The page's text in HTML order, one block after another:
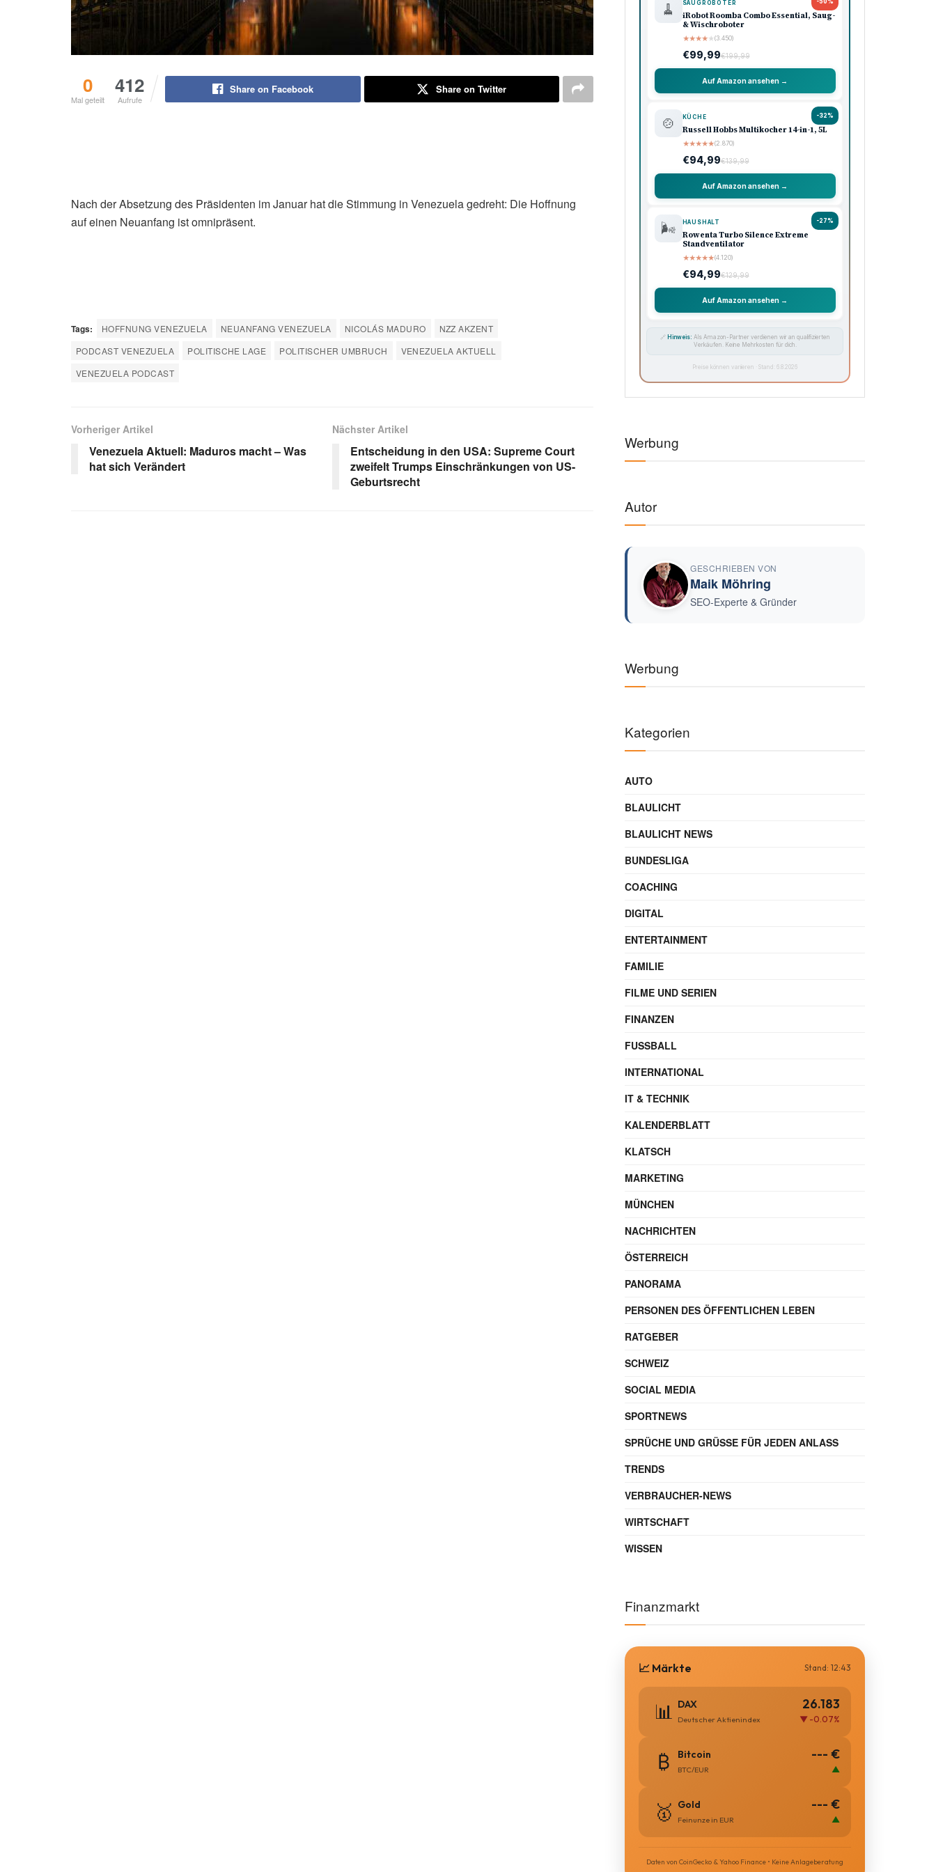
0
Mal geteilt
412
Aufrufe
Share on Facebook Share on Twitter
Nach der Absetzung des Präsidenten im Januar hat die Stimmung in Venezuela gedreht: Die Hoffnung
auf einen Neuanfang ist omnipräsent.
Tags: HOFFNUNG VENEZUELA NEUANFANG VENEZUELA NICOLÁS MADURO
NZZ AKZENT
PODCAST VENEZUELA
POLITISCHE LAGE POLITISCHER UMBRUCH
VENEZUELA AKTUELL
VENEZUELA PODCAST
Vorheriger Artikel
Venezuela Aktuell: Maduros macht – Was
hat sich Verändert
Nächster Artikel
Entscheidung in den USA: Supreme Court
zweifelt Trumps Einschränkungen von US-
Geburtsrecht
🧹 SAUGROBOTER
iRobot Roomba Combo Essential, Saug-
& Wischroboter
★★★★★(3.450)
€99,99€199,99
Auf Amazon ansehen →
-32%
🍲 KÜCHE
Russell Hobbs Multikocher 14-in-1, 5L
★★★★★(2.870)
€94,99€139,99
Auf Amazon ansehen →
-27%
🌬️ HAUSHALT
Rowenta Turbo Silence Extreme
Standventilator
★★★★★(4.120)
€94,99€129,99
Auf Amazon ansehen →
🔗 Hinweis: Als Amazon-Partner verdienen wir an qualifizierten
Verkäufen. Keine Mehrkosten für dich.
Preise können variieren · Stand: 6.8.2026
Werbung
Autor
GESCHRIEBEN VON
Maik Möhring
SEO-Experte & Gründer
Werbung
Kategorien
AUTO
BLAULICHT
BLAULICHT NEWS
BUNDESLIGA
COACHING
DIGITAL
ENTERTAINMENT
FAMILIE
FILME UND SERIEN
FINANZEN
FUSSBALL
INTERNATIONAL
IT & TECHNIK
KALENDERBLATT
KLATSCH
MARKETING
MÜNCHEN
NACHRICHTEN
ÖSTERREICH
PANORAMA
PERSONEN DES ÖFFENTLICHEN LEBEN
RATGEBER
SCHWEIZ
SOCIAL MEDIA
SPORTNEWS
SPRÜCHE UND GRÜSSE FÜR JEDEN ANLASS
TRENDS
VERBRAUCHER-NEWS
WIRTSCHAFT
WISSEN
Finanzmarkt
📈 Märkte Stand: 12:43
📊 DAX
Deutscher Aktienindex
26.183
▼ -0.07%
₿ Bitcoin
BTC/EUR
--- €
▲
🥇 Gold
Feinunze in EUR
--- €
▲
Daten von CoinGecko & Yahoo Finance • Keine Anlageberatung